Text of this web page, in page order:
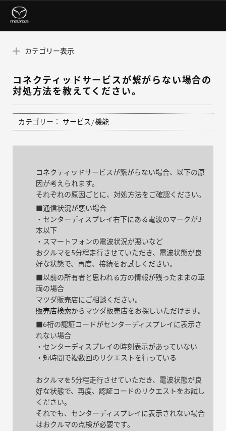
カテゴリー表示
コネクティッドサービスが繋がらない場合の
対処方法を教えてください。
カテゴリー： サービス/機能
コネクティッドサービスが繋がらない場合、以下の原
因が考えられます。
それぞれの原因ごとに、対処方法をご確認ください。
■通信状況が悪い場合
・センターディスプレイ右下にある電波のマークが3
本以下
・スマートフォンの電波状況が悪いなど
おクルマを5分程走行させていただき、電波状態が良
好な状態で、再度、接続をお試しください。
■以前の所有者と思われる方の情報が残ったままの車
両の場合
マツダ販売店にご相談ください。
販売店検索からマツダ販売店をお探しいただけます。
■6桁の認証コードがセンターディスプレイに表示さ
れない場合
・センターディスプレイの時刻表示があっていない
・短時間で複数回のリクエストを行っている
おクルマを5分程走行させていただき、電波状態が良
好な状態で、再度、認証コードのリクエストをお試し
ください。
それでも、センターディスプレイに表示されない場合
はおクルマの点検が必要です。